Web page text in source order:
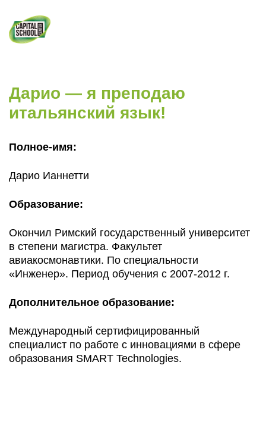
Главная
Дарио — я преподаю
итальянский язык!
Полное-имя:
Дарио Ианнетти
Образование:
Окончил Римский государственный университет
в степени магистра. Факультет
авиакосмонавтики. По специальности
«Инженер». Период обучения с 2007-2012 г.
Дополнительное образование:
Международный сертифицированный
специалист по работе с инновациями в сфере
образования SMART Technologies.